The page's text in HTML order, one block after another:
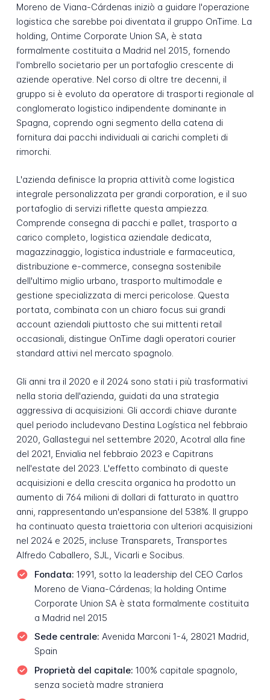
Moreno de Viana-Cárdenas iniziò a guidare l'operazione
logistica che sarebbe poi diventata il gruppo OnTime. La
holding, Ontime Corporate Union SA, è stata
formalmente costituita a Madrid nel 2015, fornendo
l'ombrello societario per un portafoglio crescente di
aziende operative. Nel corso di oltre tre decenni, il
gruppo si è evoluto da operatore di trasporti regionale al
conglomerato logistico indipendente dominante in
Spagna, coprendo ogni segmento della catena di
fornitura dai pacchi individuali ai carichi completi di
rimorchi.
L'azienda definisce la propria attività come logistica
integrale personalizzata per grandi corporation, e il suo
portafoglio di servizi riflette questa ampiezza.
Comprende consegna di pacchi e pallet, trasporto a
carico completo, logistica aziendale dedicata,
magazzinaggio, logistica industriale e farmaceutica,
distribuzione e-commerce, consegna sostenibile
dell'ultimo miglio urbano, trasporto multimodale e
gestione specializzata di merci pericolose. Questa
portata, combinata con un chiaro focus sui grandi
account aziendali piuttosto che sui mittenti retail
occasionali, distingue OnTime dagli operatori courier
standard attivi nel mercato spagnolo.
Gli anni tra il 2020 e il 2024 sono stati i più trasformativi
nella storia dell'azienda, guidati da una strategia
aggressiva di acquisizioni. Gli accordi chiave durante
quel periodo includevano Destina Logística nel febbraio
2020, Gallastegui nel settembre 2020, Acotral alla fine
del 2021, Envialia nel febbraio 2023 e Capitrans
nell'estate del 2023. L'effetto combinato di queste
acquisizioni e della crescita organica ha prodotto un
aumento di 764 milioni di dollari di fatturato in quattro
anni, rappresentando un'espansione del 538%. Il gruppo
ha continuato questa traiettoria con ulteriori acquisizioni
nel 2024 e 2025, incluse Transparets, Transportes
Alfredo Caballero, SJL, Vicarli e Socibus.
Fondata: 1991, sotto la leadership del CEO Carlos
Moreno de Viana-Cárdenas; la holding Ontime
Corporate Union SA è stata formalmente costituita
a Madrid nel 2015
Sede centrale: Avenida Marconi 1-4, 28021 Madrid,
Spain
Proprietà del capitale: 100% capitale spagnolo,
senza società madre straniera